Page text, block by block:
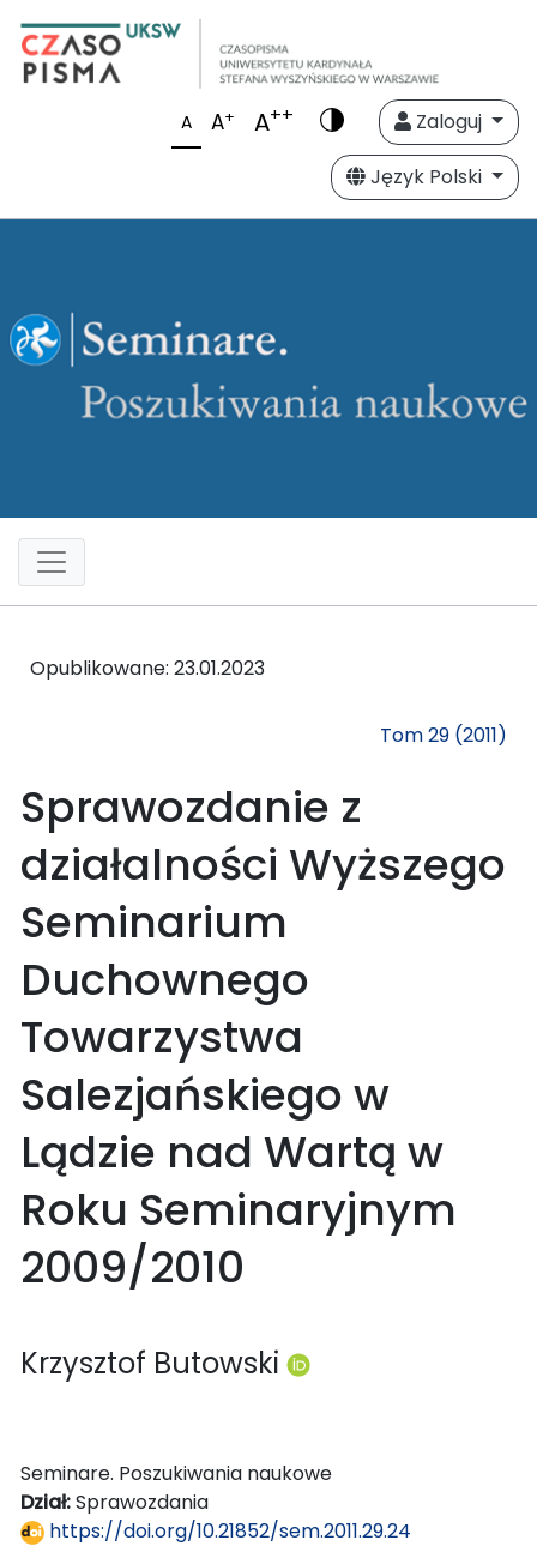
A A+ A++
Zaloguj
Język Polski
Opublikowane: 23.01.2023
Tom 29 (2011)
Sprawozdanie z
działalności Wyższego
Seminarium
Duchownego
Towarzystwa
Salezjańskiego w
Lądzie nad Wartą w
Roku Seminaryjnym
2009/2010
Krzysztof Butowski
Seminare. Poszukiwania naukowe
Dział:Sprawozdania
https://doi.org/10.21852/sem.2011.29.24